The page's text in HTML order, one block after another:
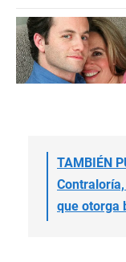
TAMBIÉN
que otorga